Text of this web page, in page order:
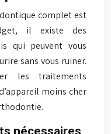
complet est
il existe des
qui peuvent vous
sans vous ruiner.
les traitements
moins cher
nécessaires